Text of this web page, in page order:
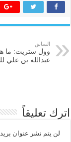
السابق
وول ستريت: ما
عبدالله بن علي
اترك تعليقاً
لن يتم نشر عنوان